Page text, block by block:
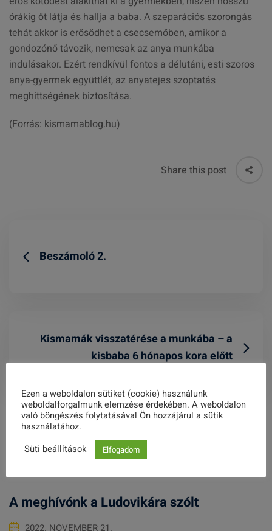
órákig őt látja és hallja a baba. A szeparációs szorongás
tehát akkor is erősödhet a csecsemőben, amikor a
gondozónő távozik, nemcsak az anya munkába
indulásakor. Ezért rendkívül fontos a délutáni, esti szoros
anya-gyermek együttlét, az anyatejes szoptatás
meghittségének biztosítása.
(Forrás: kismamablog.hu)
Share this post
Beszámoló 2.
Kismamák visszatérése a munkába – a
kisbaba 6 hónapos kora előtt
Related Posts
A meghívónk a Ludovikára szólt
2022. NOVEMBER 21.
Ezen a weboldalon sütiket (cookie) használunk
weboldalforgalmunk elemzése érdekében. A weboldalon
való böngészés folytatásával Ön hozzájárul a sütik
használatához.
Süti beállítások
Elfogadom